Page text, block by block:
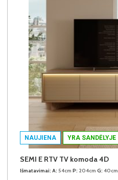
NAUJIENA YRA SANDĖLYJE
SEMI E RTV TV komoda 4D
Išmatavimai: A: 54cm P: 204cm G: 40cm